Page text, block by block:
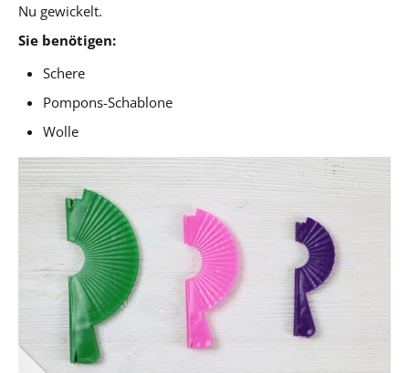
Nu gewickelt.
Sie benötigen:
Schere
Pompons-Schablone
Wolle